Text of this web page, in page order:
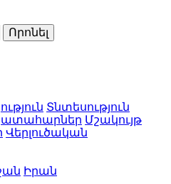
Տնտեսություն
Մշակույթ
Վերլուծական
Իրան